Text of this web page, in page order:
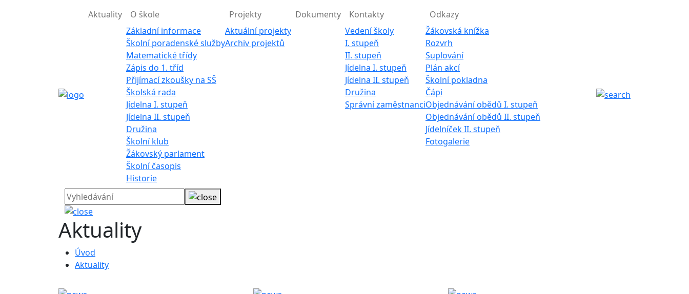
Aktuality
O škole
Základní informace
Školní poradenské služby
Matematické třídy
Zápis do 1. tříd
Přijímací zkoušky na SŠ
Školská rada
Jídelna I. stupeň
Jídelna II. stupeň
Družina
Školní klub
Žákovský parlament
Školní časopis
Historie
Projekty
Aktuální projekty
Archiv projektů
Dokumenty
Kontakty
Vedení školy
I. stupeň
II. stupeň
Jídelna I. stupeň
Jídelna II. stupeň
Družina
Správní zaměstnanci
Odkazy
Žákovská knížka
Rozvrh
Suplování
Plán akcí
Školní pokladna
Čápi
Objednávání obědů I. stupeň
Objednávání obědů II. stupeň
Jídelníček II. stupeň
Fotogalerie
Aktuality
Úvod
Aktuality